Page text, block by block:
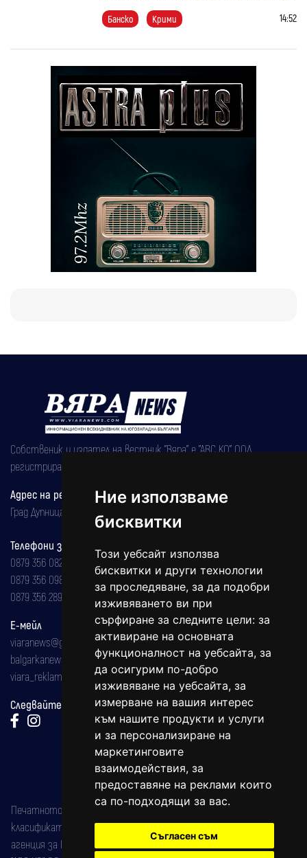
Ние използваме
бисквитки
Този уебсайт използва
бисквитки и други технологии
за проследяване, за да подобри
изживяването ви при
сърфиране за следните цели: за
активиране на основната
функционалност на уебсайта, за
да осигурим по-добро
изживяване на уебсайта, за
измерване на вашия интерес
към нашите продукти и услуги
и за персонализиране на
маркетинговите
взаимодействия, за
предоставяне на реклами които
са по-подходящи за вас.
Съгласен съм
Банско Крими 14:52
Собственик и издател на вестник "Вяра" е "АВС КО" ООД,
регистрирана на 08.05.2002 година.
Адрес на редакцията
Град Дупница, ул.''Христо Ботев" 43
Телефони за реклама и абонаменти
0879 356 082
0879 356 098
0879 356 289
Е-мейл
viaranews@gmail.com
balgarkanews@gmail.com
viara_reklama@mail.bg
Следвайте ни:
Печатното издание на вестника е регистрирано в националния
класификатор на печатните издания (Българска национална
агенция за ISSN) под номер: ISSN 1312-4722.